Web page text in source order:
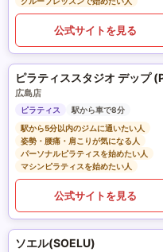
公式サイトを見る
広島店
ピラティス
駅から車で8分
駅から5分以内のジムに通いたい人
姿勢・腰痛・肩こりが気になる人
パーソナルピラティスを始めたい人
マシンピラティスを始めたい人
公式サイトを見る
ソエル(SOELU)